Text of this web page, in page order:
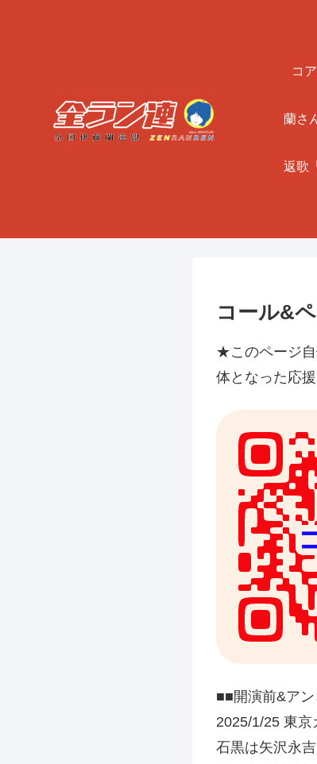
コ
蘭さ
返歌
コール&
★このページ自
体となった応
■■開演前&ア
2025/1/25 東京
石黒は矢沢永